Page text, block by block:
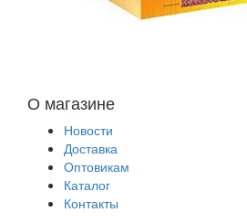
О магазине
Новости
Доставка
Оптовикам
Каталог
Контакты